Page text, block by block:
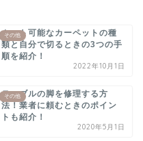
その他
カット可能なカーペットの種
類と自分で切るときの3つの手
順を紹介！
2022年10月1日
その他
テーブルの脚を修理する方
法！業者に頼むときのポイン
トも紹介！
2020年5月1日